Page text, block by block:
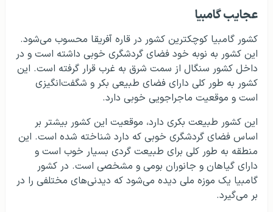
عجایب گامبیا
کشور گامبیا کوچکترین کشور در قاره آفریقا محسوب می‌شود.
این کشور به نوبه خود فضای گردشگری خوبی داشته است و در
داخل کشور سنگال از سمت شرق به غرب قرار گرفته است. این
کشور به طور کلی دارای فضای طبیعی بکر و شگفت‌انگیزی
است و موقعیت ماجراجویی خوبی دارد.
این کشور طبیعت بکری دارد، موقعیت این کشور بیشتر بر
اساس فضای گردشگری خوبی که دارد شناخته شده است. این
منطقه به طور کلی برای طبیعت گردی بسیار خوب است و
دارای گیاهان و جانوران بومی و مشخصی است. در کشور
گامبیا یک موزه ملی دیده می‌شود که دیدنی‌های مختلفی را در
بر می‌گیرد.